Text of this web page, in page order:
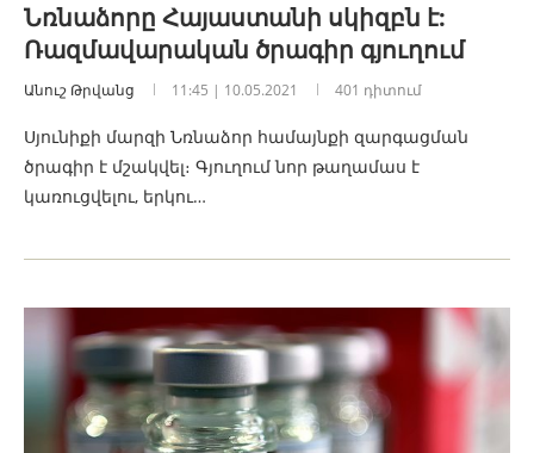
Նռնաձորը Հայաստանի սկիզբն է:
Ռազմավարական ծրագիր գյուղում
Անուշ Թրվանց 11:45 | 10.05.2021 401 դիտում
Սյունիքի մարզի Նռնաձոր համայնքի զարգացման
ծրագիր է մշակվել։ Գյուղում նոր թաղամաս է
կառուցվելու, երկու…